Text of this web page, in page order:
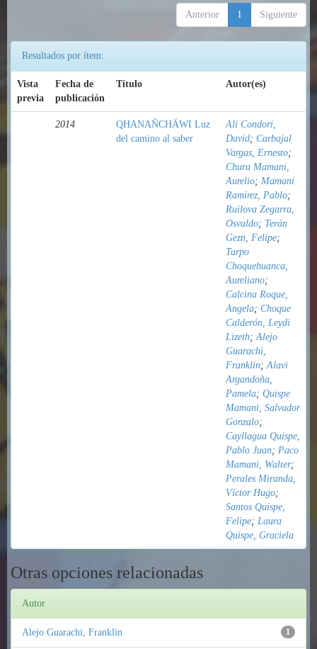
Anterior 1 Siguiente
Resultados por ítem:
Vista
previa
Fecha de
publicación
Título Autor(es)
2014
QHANAÑCHÄWI Luz
del camino al saber
Ali Condori,
David; Carbajal
Vargas, Ernesto;
Chura Mamani,
Aurelio; Mamani
Ramirez, Pablo;
Ruilova Zegarra,
Osvaldo; Terán
Gezn, Felipe;
Turpo
Choquehuanca,
Aureliano;
Calcina Roque,
Angela; Choque
Calderón, Leydi
Lizeth;Alejo
Guarachi,
Franklin;Alavi
Argandoña,
Pamela; Quispe
Mamani, Salvador
Gonzalo;
Cayllagua Quispe,
Pablo Juan; Paco
Mamani, Walter;
Perales Miranda,
Víctor Hugo;
Santos Quispe,
Felipe; Laura
Quispe, Graciela
Otras opciones relacionadas
Autor
1
Alejo Guarachi, Franklin